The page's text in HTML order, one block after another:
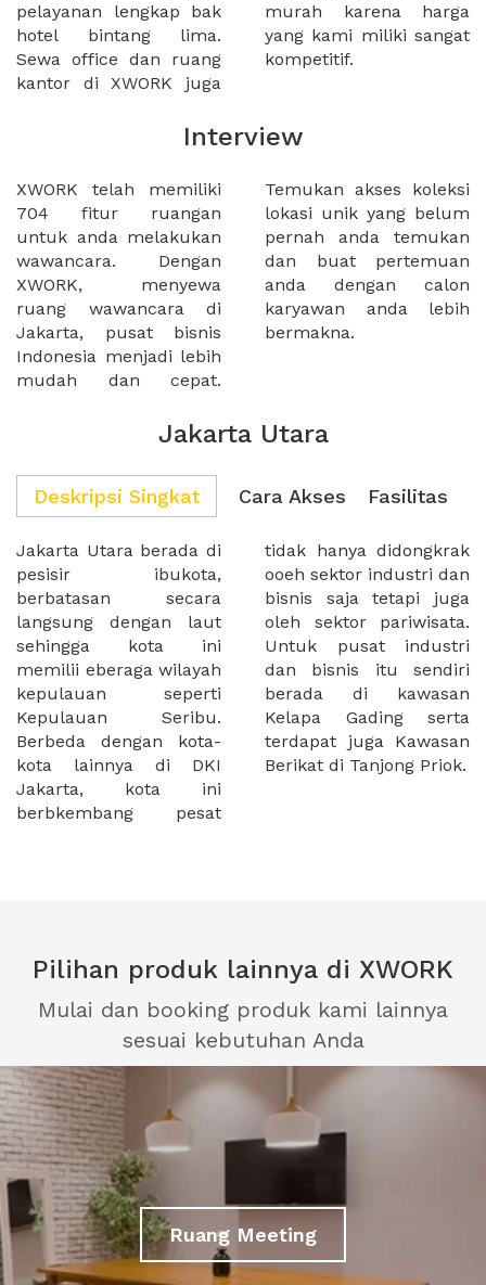
pelayanan lengkap bak
hotel bintang lima.
Sewa office dan ruang
kantor di XWORK juga
murah karena harga
yang kami miliki sangat
kompetitif.
Interview
XWORK telah memiliki
704 fitur ruangan
untuk anda melakukan
wawancara. Dengan
XWORK, menyewa
ruang wawancara di
Jakarta, pusat bisnis
Indonesia menjadi lebih
mudah dan cepat.
Temukan akses koleksi
lokasi unik yang belum
pernah anda temukan
dan buat pertemuan
anda dengan calon
karyawan anda lebih
bermakna.
Jakarta Utara
Deskripsi Singkat Cara Akses Fasilitas
Jakarta Utara berada di
pesisir ibukota,
berbatasan secara
langsung dengan laut
sehingga kota ini
memilii eberaga wilayah
kepulauan seperti
Kepulauan Seribu.
Berbeda dengan kota-
kota lainnya di DKI
Jakarta, kota ini
berbkembang pesat
tidak hanya didongkrak
ooeh sektor industri dan
bisnis saja tetapi juga
oleh sektor pariwisata.
Untuk pusat industri
dan bisnis itu sendiri
berada di kawasan
Kelapa Gading serta
terdapat juga Kawasan
Berikat di Tanjong Priok.
Pilihan produk lainnya di XWORK
Mulai dan booking produk kami lainnya
sesuai kebutuhan Anda
Ruang Meeting